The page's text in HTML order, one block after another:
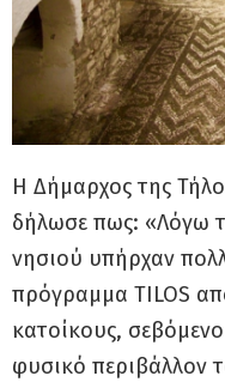
Η Δήμαρχος της
δήλωσε πως: «Λόγω
νησιού υπήρχαν
πρόγραμμα TILOS
κατοίκους,
φυσικό περιβάλλον